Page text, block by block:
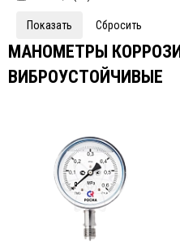
МАНОМЕТРЫ
ВИБРОУСТОЙЧИВЫЕ